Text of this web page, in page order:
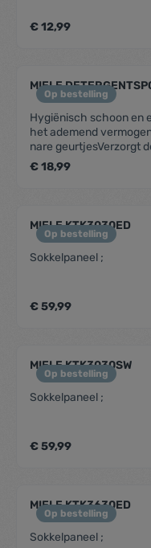
€ 12,99
Op bestelling
MIELE
Hygiënisch schoon en
het ademend
nare geurtjesVerzorgt
haar vorm behoudtFles
€ 18,99
Op bestelling
MIELE KTK3030ED
Sokkelpaneel ;
€ 59,99
Op bestelling
MIELE KTK3030SW
Sokkelpaneel ;
€ 59,99
Op bestelling
MIELE KTK3630ED
Sokkelpaneel ;